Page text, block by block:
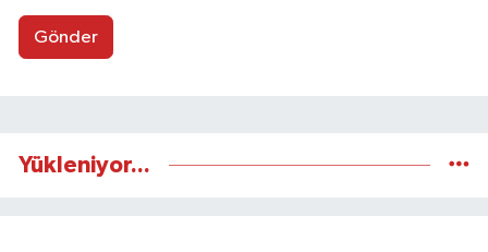
Gönder
Yükleniyor...